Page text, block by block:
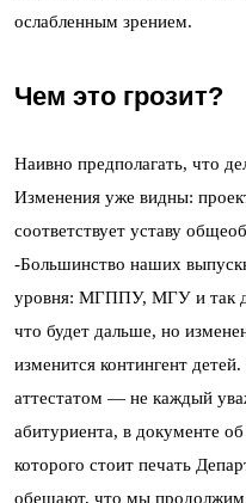
ослабленным зрением.
Чем это грозит?
Наивно предполагать, что
Изменения уже видны:
соответствует уставу
-Большинство наших
уровня: МГППУ, МГУ и так
что будет дальше, но
изменится контингент
аттестатом — не каждый
абитуриента, в документе
которого стоит печать
обещают, что мы продолжим